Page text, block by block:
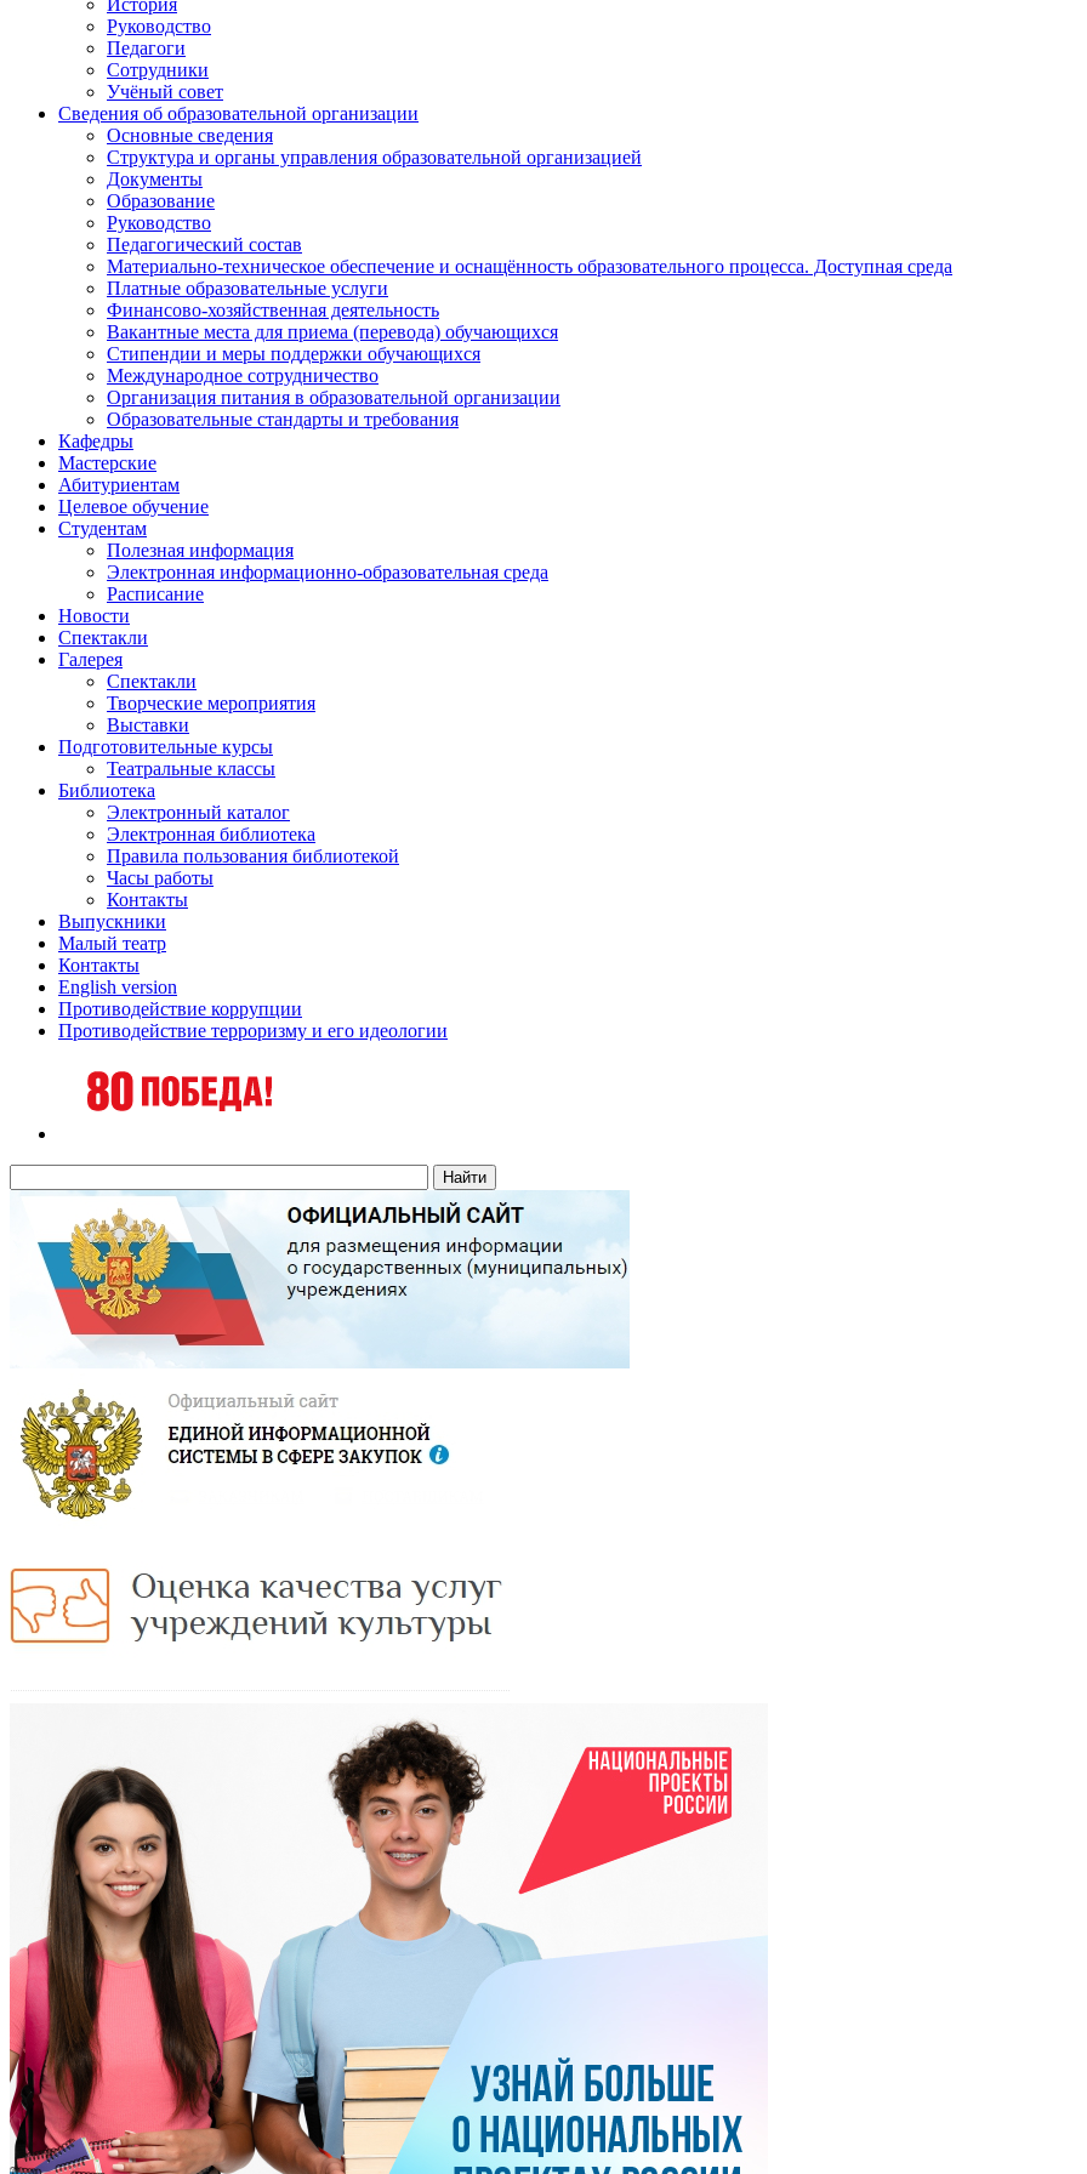
Руководство
Педагоги
Сотрудники
Учёный совет
Сведения об образовательной организации
Основные сведения
Структура и органы управления образовательной организацией
Документы
Образование
Руководство
Педагогический состав
Материально-техническое обеспечение и оснащённость образовательного процесса. Доступная среда
Платные образовательные услуги
Финансово-хозяйственная деятельность
Вакантные места для приема (перевода) обучающихся
Стипендии и меры поддержки обучающихся
Международное сотрудничество
Организация питания в образовательной организации
Образовательные стандарты и требования
Кафедры
Мастерские
Абитуриентам
Целевое обучение
Студентам
Полезная информация
Электронная информационно-образовательная среда
Расписание
Новости
Спектакли
Галерея
Спектакли
Творческие мероприятия
Выставки
Подготовительные курсы
Театральные классы
Библиотека
Электронный каталог
Электронная библиотека
Правила пользования библиотекой
Часы работы
Контакты
Выпускники
Малый театр
Контакты
English version
Противодействие коррупции
Противодействие терроризму и его идеологии